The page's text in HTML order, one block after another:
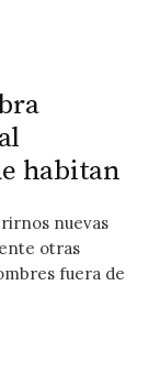
habitan
nuevas
otras
fuera de